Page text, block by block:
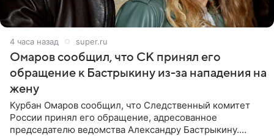
4 часа назад super.ru
Омаров сообщил, что СК принял его
обращение к Бастрыкину из-за нападения на
жену
Курбан Омаров сообщил, что Следственный комитет
России принял его обращение, адресованное
председателю ведомства Александру Бастрыкину.